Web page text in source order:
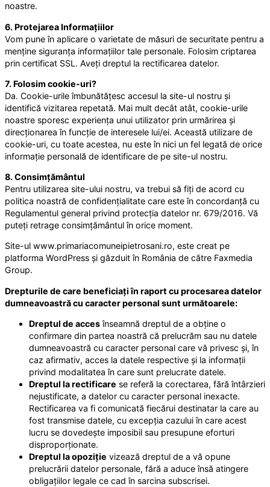
noastre.
6. Protejarea Informațiilor
Vom pune în aplicare o varietate de măsuri de securitate pentru a
menține siguranța informațiilor tale personale. Folosim criptarea
prin certificat SSL. Aveți dreptul la rectificarea datelor.
7. Folosim cookie-uri?
Da. Cookie-urile îmbunătățesc accesul la site-ul nostru și
identifică vizitarea repetată. Mai mult decât atât, cookie-urile
noastre sporesc experiența unui utilizator prin urmărirea și
direcționarea în funcție de interesele lui/ei. Această utilizare de
cookie-uri, cu toate acestea, nu este în nici un fel legată de orice
informație personală de identificare de pe site-ul nostru.
8. Consimțământul
Pentru utilizarea site-ului nostru, va trebui să fiți de acord cu
politica noastră de confidențialitate care este în concordanță cu
Regulamentul general privind protecția datelor nr. 679/2016. Vă
puteți retrage consimțământul în orice moment.
Site-ul www.primariacomuneipietrosani.ro, este creat pe
platforma WordPress și găzduit în România de către Faxmedia
Group.
Drepturile de care beneficiați în raport cu procesarea datelor
dumneavoastră cu caracter personal sunt următoarele:
Dreptul de accesînseamnă dreptul de a obține o
confirmare din partea noastră că prelucrăm sau nu datele
dumneavoastră cu caracter personal care vă privesc și, în
caz afirmativ, acces la datele respective și la informații
privind modalitatea în care sunt prelucrate datele.
Dreptul la rectificare se referă la corectarea, fără întârzieri
nejustificate, a datelor cu caracter personal inexacte.
Rectificarea va fi comunicată fiecărui destinatar la care au
fost transmise datele, cu excepția cazului în care acest
lucru se dovedește imposibil sau presupune eforturi
disproporționate.
Dreptul la opoziție vizează dreptul de a vă opune
prelucrării datelor personale, fără a aduce însă atingere
obligațiilor legale ce cad în sarcina subscrisei.